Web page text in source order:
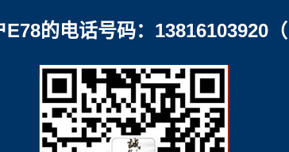
的电话号码：13816103920（